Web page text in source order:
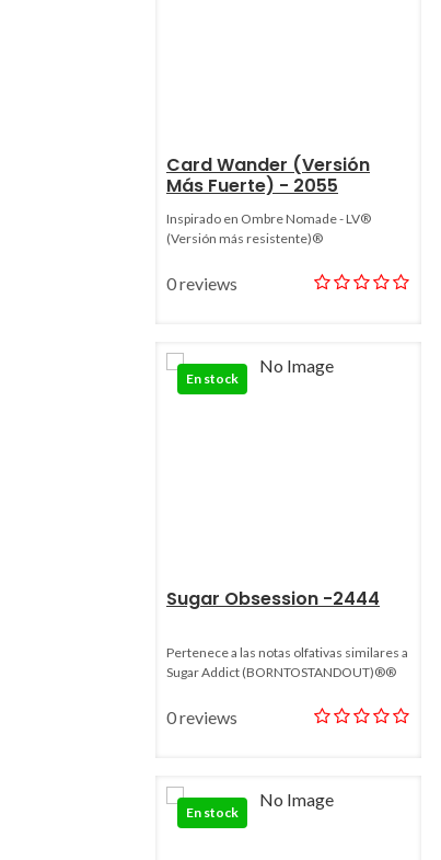
Card Wander (Versión
Más Fuerte) - 2055
Inspirado en Ombre Nomade - LV®
(Versión más resistente)®
0 reviews
En stock
Sugar Obsession -2444
Pertenece a las notas olfativas similares a
Sugar Addict (BORNTOSTANDOUT)®®
0 reviews
En stock